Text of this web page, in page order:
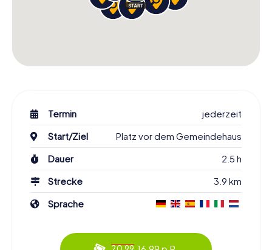
Termin
jederzeit
Start/Ziel
Platz vor dem Gemeindehaus
Dauer
2.5 h
Strecke
3.9 km
Sprache